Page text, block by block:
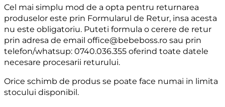
Cel mai simplu mod de a opta pentru returnarea
produselor este prin Formularul de Retur, insa acesta
nu este obligatoriu. Puteti formula o cerere de retur
prin adresa de email office@bebeboss.ro sau prin
telefon/whatsup: 0740.036.355 oferind toate datele
necesare procesarii returului.
Orice schimb de produs se poate face numai in limita
stocului disponibil.